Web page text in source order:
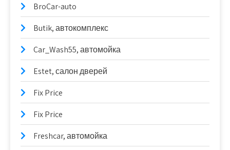
BroCar-auto
Butik, автокомплекс
Car_Wash55, автомойка
Estet, салон дверей
Fix Price
Fix Price
Freshcar, автомойка